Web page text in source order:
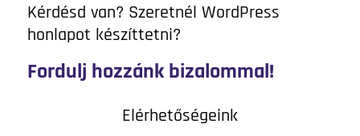
Kérdésd van? Szeretnél WordPress
honlapot készíttetni?
Fordulj hozzánk bizalommal!
Elérhetőségeink